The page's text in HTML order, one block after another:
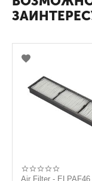
Air Filter - ELPAF46